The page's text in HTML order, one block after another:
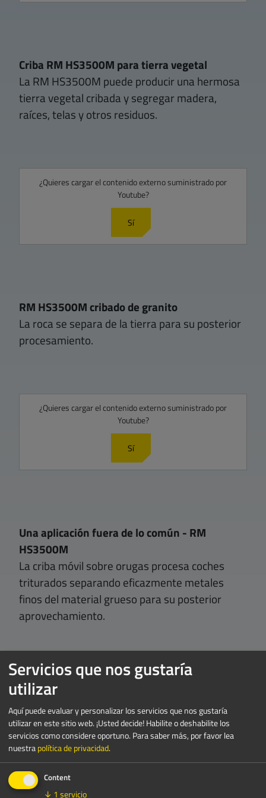
Criba RM HS3500M para tierra vegetal
La RM HS3500M puede producir una hermosa
tierra vegetal cribada y segregar madera,
raíces, telas y otros residuos.
¿Quieres cargar el contenido externo suministrado por
Youtube?
Sí
RM HS3500M cribado de granito
La roca se separa de la tierra para su posterior
procesamiento.
¿Quieres cargar el contenido externo suministrado por
Youtube?
Sí
Una aplicación fuera de lo común - RM
HS3500M
La criba móvil sobre orugas procesa coches
triturados separando eficazmente metales
finos del material grueso para su posterior
aprovechamiento.
RM HS3500M
Especificaciones
Servicios que nos gustaría
utilizar
Aquí puede evaluar y personalizar los servicios que nos gustaría
utilizar en este sitio web. ¡Usted decide! Habilite o deshabilite los
servicios como considere oportuno.Para saber más, por favor lea
nuestrapolítica de privacidad.
Content
↓ 1 servicio